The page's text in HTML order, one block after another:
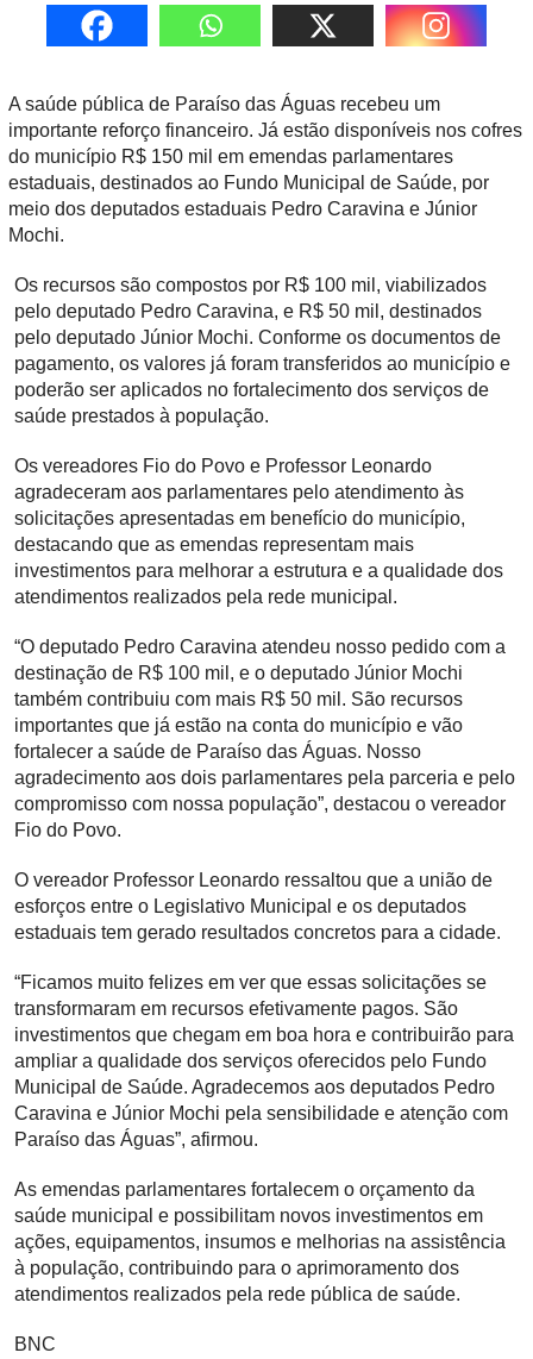
A saúde pública de Paraíso das Águas recebeu um
importante reforço financeiro. Já estão disponíveis nos cofres
do município R$ 150 mil em emendas parlamentares
estaduais, destinados ao Fundo Municipal de Saúde, por
meio dos deputados estaduais Pedro Caravina e Júnior
Mochi.
Os recursos são compostos por R$ 100 mil, viabilizados
pelo deputado Pedro Caravina, e R$ 50 mil, destinados
pelo deputado Júnior Mochi. Conforme os documentos de
pagamento, os valores já foram transferidos ao município e
poderão ser aplicados no fortalecimento dos serviços de
saúde prestados à população.
Os vereadores Fio do Povo e Professor Leonardo
agradeceram aos parlamentares pelo atendimento às
solicitações apresentadas em benefício do município,
destacando que as emendas representam mais
investimentos para melhorar a estrutura e a qualidade dos
atendimentos realizados pela rede municipal.
“O deputado Pedro Caravina atendeu nosso pedido com a
destinação de R$ 100 mil, e o deputado Júnior Mochi
também contribuiu com mais R$ 50 mil. São recursos
importantes que já estão na conta do município e vão
fortalecer a saúde de Paraíso das Águas. Nosso
agradecimento aos dois parlamentares pela parceria e pelo
compromisso com nossa população”, destacou o vereador
Fio do Povo.
O vereador Professor Leonardo ressaltou que a união de
esforços entre o Legislativo Municipal e os deputados
estaduais tem gerado resultados concretos para a cidade.
“Ficamos muito felizes em ver que essas solicitações se
transformaram em recursos efetivamente pagos. São
investimentos que chegam em boa hora e contribuirão para
ampliar a qualidade dos serviços oferecidos pelo Fundo
Municipal de Saúde. Agradecemos aos deputados Pedro
Caravina e Júnior Mochi pela sensibilidade e atenção com
Paraíso das Águas”, afirmou.
As emendas parlamentares fortalecem o orçamento da
saúde municipal e possibilitam novos investimentos em
ações, equipamentos, insumos e melhorias na assistência
à população, contribuindo para o aprimoramento dos
atendimentos realizados pela rede pública de saúde.
BNC